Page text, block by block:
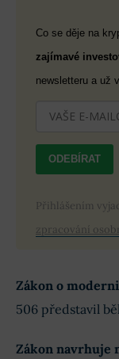
Co se děje na
zajímavé
newsletteru a už
ODEBÍRAT
Přihlášením
zpracování
Zákon o
506 představil
Zákon navrhuje